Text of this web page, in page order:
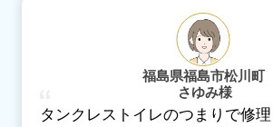
福島県福島市松川町
さゆみ様
タンクレストイレのつまりで修